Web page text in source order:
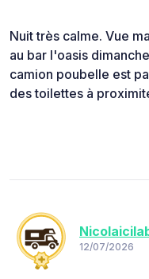
Nuit très calme. Vue
au bar l'oasis
camion poubelle est
des toilettes à
12/07/2026